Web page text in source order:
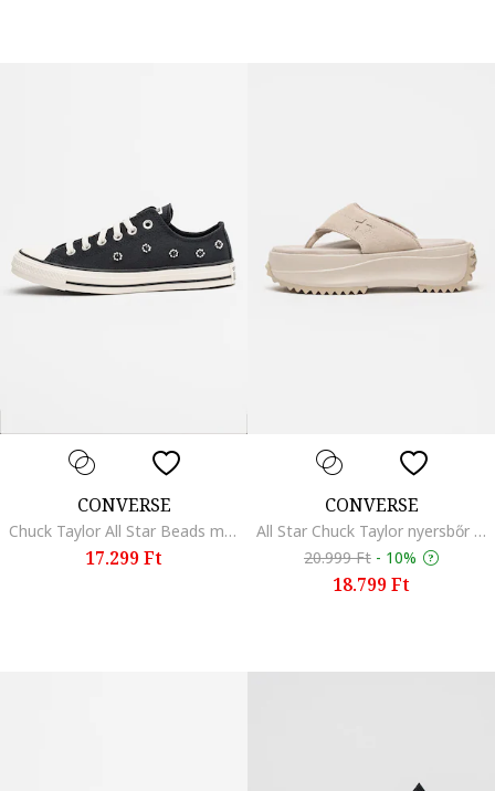
CONVERSE
Chuck Taylor All Star Beads megerősített orrú uniszex cipő, Fekete
17.299 Ft
CONVERSE
All Star Chuck Taylor nyersbőr flip-flop papucs, Antik bézs
20.999 Ft - 10%
18.799 Ft